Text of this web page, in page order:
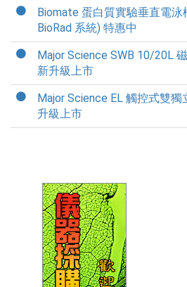
Biomate 蛋白質實驗垂直電
BioRad 系統) 特惠中
Major Science SWB 10/20L
新升級上市
Major Science EL 觸控式雙
升級上市